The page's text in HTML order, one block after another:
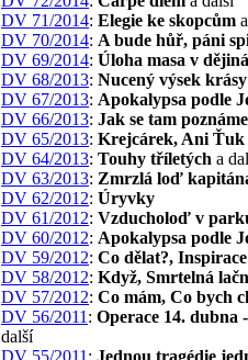
DV 71/2014: Elegie ke skopcům
DV 70/2014: A bude hůř, páni
DV 69/2014: Úloha masa v
DV 68/2013: Nucený výsek krásy
DV 67/2013: Apokalypsa podle
DV 66/2013: Jak se tam
DV 65/2013: Krejcárek, Ani Ťuk
DV 64/2013: Touhy tříletých a
DV 63/2013: Zmrzlá loď
DV 62/2012: Úryvky
DV 61/2012: Vzducholoď v
DV 60/2012: Apokalypsa podle
DV 59/2012: Co dělat?, Inspirace
DV 58/2012: Když, Smrtelná
DV 57/2012: Co mám, Co bych
DV 56/2011 : Operace 14. dubna
další
DV 55/2011 : Jednou tragédie